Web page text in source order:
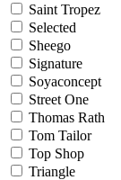
Saint Tropez
Selected
Sheego
Signature
Soyaconcept
Street One
Thomas Rath
Tom Tailor
Top Shop
Triangle